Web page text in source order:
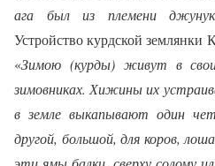
ага был из племени
Устройство курдской землянки
«Зимою (курды) живут в
зимовниках. Хижины их
в земле выкапывают один
другой, большой, для коров,